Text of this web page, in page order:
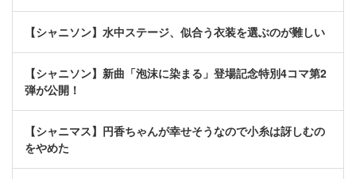
【シャニソン】水中ステージ、似合う衣装を選ぶのが難しい
【シャニソン】新曲「泡沫に染まる」登場記念特別4コマ第2
弾が公開！
【シャニマス】円香ちゃんが幸せそうなので小糸は訝しむの
をやめた